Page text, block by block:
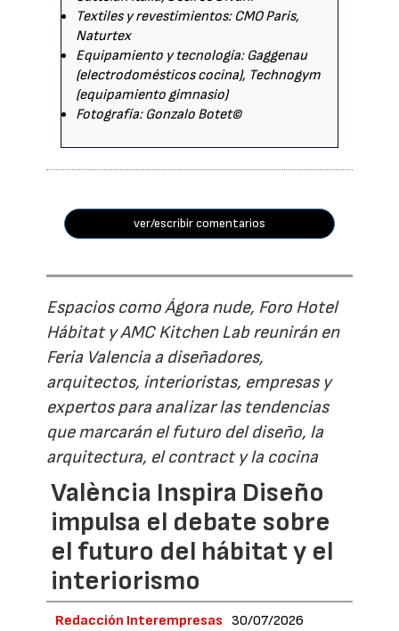
Textiles y revestimientos: CMO Paris,
Naturtex
Equipamiento y tecnología: Gaggenau
(electrodomésticos cocina), Technogym
(equipamiento gimnasio)
Fotografía: Gonzalo Botet©
ver/escribir comentarios
Espacios como Ágora nude, Foro Hotel
Hábitat y AMC Kitchen Lab reunirán en
Feria Valencia a diseñadores,
arquitectos, interioristas, empresas y
expertos para analizar las tendencias
que marcarán el futuro del diseño, la
arquitectura, el contract y la cocina
València Inspira Diseño
impulsa el debate sobre
el futuro del hábitat y el
interiorismo
Redacción Interempresas 30/07/2026